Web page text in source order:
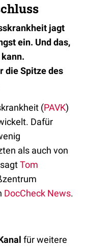
jagt
ein. Und das,
die Spitze des
(PAVK)
Dafür
als auch von
Tom
DocCheck News.
für weitere